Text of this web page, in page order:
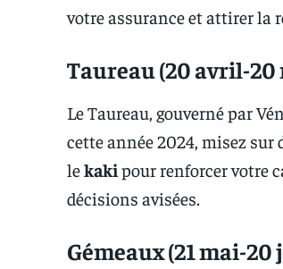
votre assurance et attirer la
Taureau (20 avril-20
Le Taureau, gouverné par
cette année 2024, misez
lekaki pour renforcer votre
décisions avisées.
Gémeaux (21 mai-20